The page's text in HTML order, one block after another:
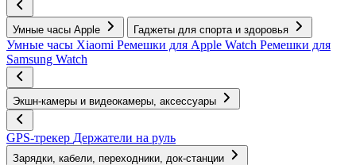
Умные часы Apple Гаджеты для спорта и здоровья
Умные часы Xiaomi Ремешки для Apple Watch Ремешки для
Samsung Watch
Экшн-камеры и видеокамеры, аксессуары
GPS-трекер Держатели на руль
Зарядки, кабели, переходники, док-станции